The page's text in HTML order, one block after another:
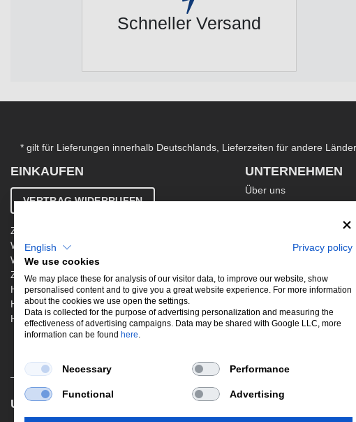
Schneller Versand
* gilt für Lieferungen innerhalb Deutschlands, Lieferzeiten für andere
EINKAUFEN
VERTRAG WIDERRUFEN
Zahlung & Versand
Widerrufsbelehrung
Warenkorb
Zur Kasse
Hinweis zur Altölentsorgung
Hinweis zur Batterieentsorgung
Händler werden
UNTERNEHMEN
Über uns
Kontakt
Ergänzende AGB
Datenschutzerklärung
Jobs
Newsletter
UNSERE BELIEBTESTEN PRODUKTE
English
Privacy policy
We use cookies
We may place these for analysis of our visitor data, to improve our website, show
personalised content and to give you a great website experience. For more information
about the cookies we use open the settings.
Data is collected for the purpose of advertising personalization and measuring the
effectiveness of advertising campaigns. Data may be shared with Google LLC, more
information can be found here.
Necessary Performance
Functional Advertising